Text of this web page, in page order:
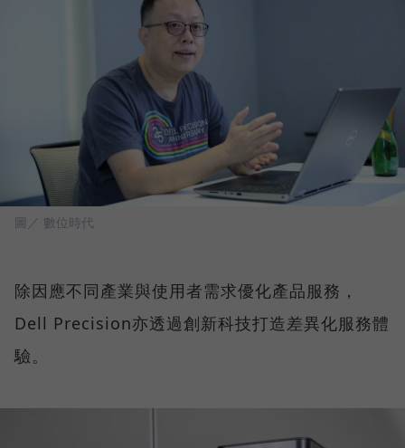
圖／ 數位時代
除因應不同產業與使用者需求優化產品服務，
Dell Precision亦透過創新科技打造差異化服務體
驗。